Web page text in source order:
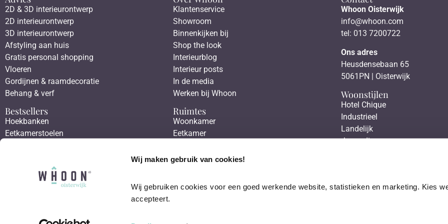
Wij maken gebruik van cookies!
Wij gebruiken cookies voor een goed werkende website, statistieken en marketing. Kies
accepteert.
2D & 3D interieurontwerp
2D interieurontwerp
3D interieurontwerp
Afstyling aan huis
Gratis personal shopping
Vloeren
Gordijnen & raamdecoratie
Behang & verf
Bestsellers
Hoekbanken
Eetkamerstoelen
Klantenservice
Showroom
Binnenkijken bij
Shop the look
Interieurblog
Interieur posts
In de media
Werken bij Whoon
Ruimtes
Woonkamer
Eetkamer
Werkkamer
Whoon Oisterwijk
info@whoon.com
tel: 013 7200722
Ons adres
Heusdensebaan 65
5061PN | Oisterwijk
Woonstijlen
Hotel Chique
Industrieel
Landelijk
Japandi